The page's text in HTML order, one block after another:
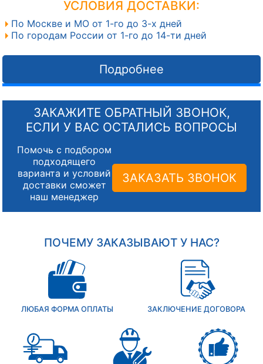
УСЛОВИЯ ДОСТАВКИ:
По Москве и МО от 1-го до 3-х дней
По городам России от 1-го до 14-ти дней
Подробнее
ЗАКАЖИТЕ ОБРАТНЫЙ ЗВОНОК,
ЕСЛИ У ВАС ОСТАЛИСЬ ВОПРОСЫ
Помочь с подбором
подходящего
варианта и условий
доставки сможет
наш менеджер
ЗАКАЗАТЬ ЗВОНОК
ПОЧЕМУ ЗАКАЗЫВАЮТ У НАС?
ЛЮБАЯ ФОРМА ОПЛАТЫ ЗАКЛЮЧЕНИЕ ДОГОВОРА